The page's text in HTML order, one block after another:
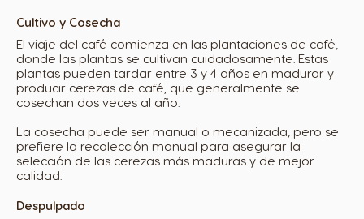
Cultivo y Cosecha
El viaje del café comienza en las plantaciones de café,
donde las plantas se cultivan cuidadosamente. Estas
plantas pueden tardar entre 3 y 4 años en madurar y
producir cerezas de café, que generalmente se
cosechan dos veces al año.
La cosecha puede ser manual o mecanizada, pero se
prefiere la recolección manual para asegurar la
selección de las cerezas más maduras y de mejor
calidad.
Despulpado